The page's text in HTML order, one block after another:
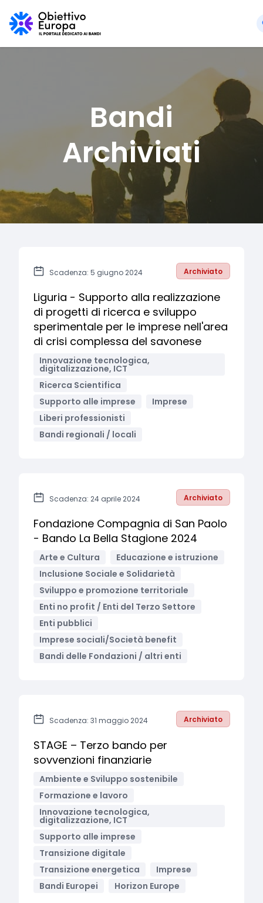
Bandi
Archiviati
Scadenza: 5 giugno 2024 Archiviato
Liguria - Supporto alla realizzazione
di progetti di ricerca e sviluppo
sperimentale per le imprese nell'area
di crisi complessa del savonese
Innovazione tecnologica,
digitalizzazione, ICT
Ricerca Scientifica
Supporto alle imprese
Imprese
Liberi professionisti
Bandi regionali / locali
Scadenza: 24 aprile 2024 Archiviato
Fondazione Compagnia di San Paolo
- Bando La Bella Stagione 2024
Arte e Cultura
Educazione e istruzione
Inclusione Sociale e Solidarietà
Sviluppo e promozione territoriale
Enti no profit / Enti del Terzo Settore
Enti pubblici
Imprese sociali/Società benefit
Bandi delle Fondazioni / altri enti
Scadenza: 31 maggio 2024 Archiviato
STAGE – Terzo bando per
sovvenzioni finanziarie
Ambiente e Sviluppo sostenibile
Formazione e lavoro
Innovazione tecnologica,
digitalizzazione, ICT
Supporto alle imprese
Transizione digitale
Transizione energetica
Imprese
Bandi Europei
Horizon Europe